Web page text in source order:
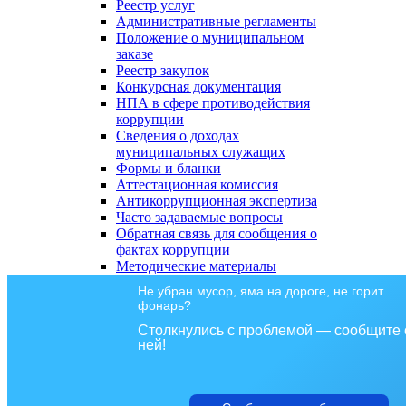
Реестр услуг
Административные регламенты
Положение о муниципальном
заказе
Реестр закупок
Конкурсная документация
НПА в сфере противодействия
коррупции
Сведения о доходах
муниципальных служащих
Формы и бланки
Аттестационная комиссия
Антикоррупционная экспертиза
Часто задаваемые вопросы
Обратная связь для сообщения о
фактах коррупции
Методические материалы
Не убран мусор, яма на дороге, не горит
фонарь?
Столкнулись с проблемой — сообщите
ней!